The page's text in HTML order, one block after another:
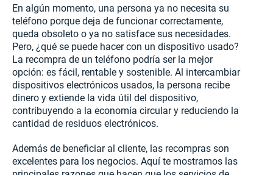
En algún momento, una persona ya no necesita su
teléfono porque deja de funcionar correctamente,
queda obsoleto o ya no satisface sus necesidades.
Pero, ¿qué se puede hacer con un dispositivo usado?
La recompra de un teléfono podría ser la mejor
opción: es fácil, rentable y sostenible. Al intercambiar
dispositivos electrónicos usados, la persona recibe
dinero y extiende la vida útil del dispositivo,
contribuyendo a la economía circular y reduciendo la
cantidad de residuos electrónicos.
Además de beneficiar al cliente, las recompras son
excelentes para los negocios. Aquí te mostramos las